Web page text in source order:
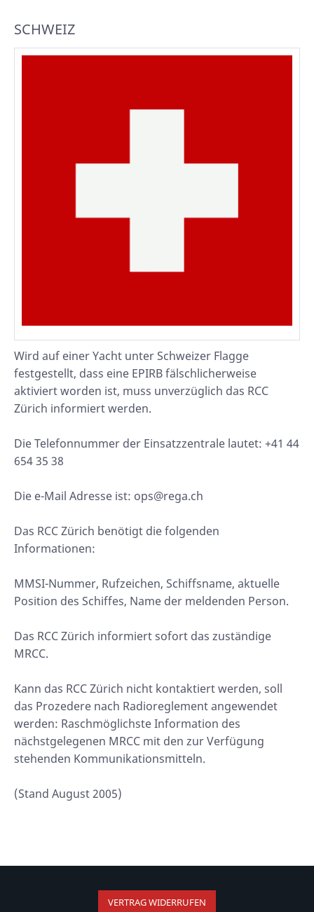
SCHWEIZ
Wird auf einer Yacht unter Schweizer Flagge
festgestellt, dass eine EPIRB fälschlicherweise
aktiviert worden ist, muss unverzüglich das RCC
Zürich informiert werden.
Die Telefonnummer der Einsatzzentrale lautet: +41 44
654 35 38
Die e-Mail Adresse ist: ops@rega.ch
Das RCC Zürich benötigt die folgenden
Informationen:
MMSI-Nummer, Rufzeichen, Schiffsname, aktuelle
Position des Schiffes, Name der meldenden Person.
Das RCC Zürich informiert sofort das zuständige
MRCC.
Kann das RCC Zürich nicht kontaktiert werden, soll
das Prozedere nach Radioreglement angewendet
werden: Raschmöglichste Information des
nächstgelegenen MRCC mit den zur Verfügung
stehenden Kommunikationsmitteln.
(Stand August 2005)
VERTRAG WIDERRUFEN